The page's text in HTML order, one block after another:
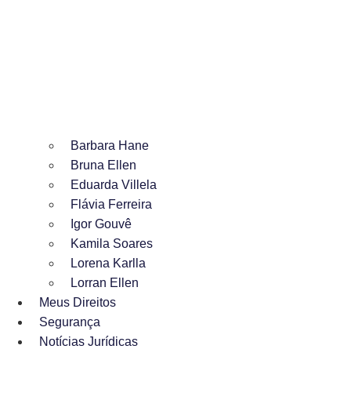
Barbara Hane
Bruna Ellen
Eduarda Villela
Flávia Ferreira
Igor Gouvê
Kamila Soares
Lorena Karlla
Lorran Ellen
Meus Direitos
Segurança
Notícias Jurídicas